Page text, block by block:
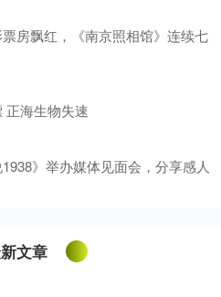
房飘红，《南京照相馆》连续七
正海生物失速
》举办媒体见面会，分享感人
文章